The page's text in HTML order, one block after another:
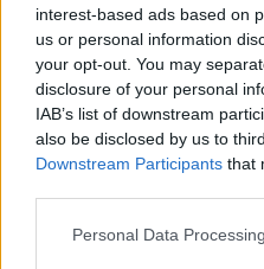
interest-based ads based on
us or personal information
your opt-out. You may
disclosure of your personal
IAB’s list of downstream
also be disclosed by us to
Downstream Participants that
Personal Data
προσαρμογή στις